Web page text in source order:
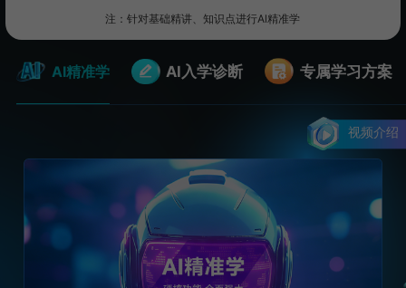
注：针对基础精讲、知识点进行Al精准学
AI精准学 AI入学诊断 专属学习方案
视频介绍